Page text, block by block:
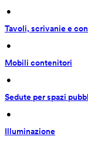
•
Tavoli, scrivanie e
•
Mobili contenitori
•
Sedute per spazi
•
Illuminazione